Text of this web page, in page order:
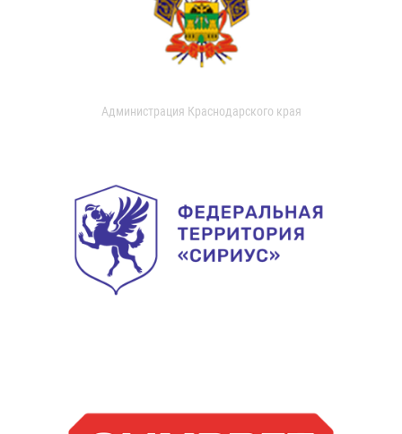
Администрация Краснодарского края